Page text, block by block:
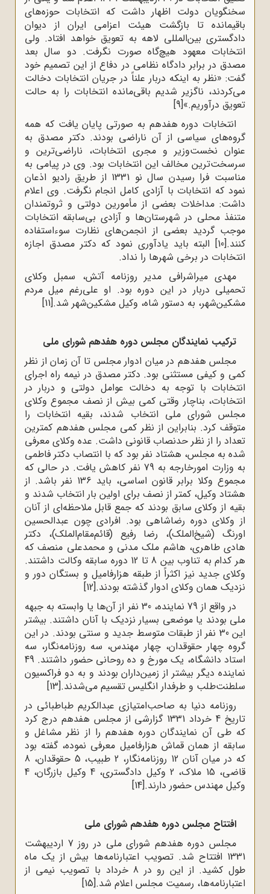
سخنگویان دولت اظهار داشت که انتخابات حوزه‌های
باقیمانده تا بازگشت هیئت اعزامی ایران از دیوان
دادگستری بین‌المللی لاهه به تعویق خواهد افتاد. ولی
انتخابات معهود هیچ‌گاه صورت نگرفت. دو سال بعد
مصدق در برابر دادگاه نظامی در دفاع از این تصمیم خود
گفت: «نظر به اینکه دربار علناً در جریان انتخابات دخالت
می‌کردند، ناگزیر شدیم باقی‌مانده انتخابات را به حالت
تعویق درآوریم.»[9]
انتخابات دوره هفدهم به صورتی پایان یافت که همه
گروه‌های سیاسی از آن ناراضی بودند. دکتر مصدق به
عنوان نخست‌وزیر و مجری انتخابات، ناراضی‌ترین و
سرسخت‌ترین مخالف این انتخابات بود. وی در پیامی به
مناسبت فرا رسیدن سال نو 1331 از طریق رادیو اذعان
نمود که انتخابات با آزادی کامل انجام نگرفت. وی اعلام
داشت: مداخلات بعضی از مأمورین دولتی و ثروتمندان
متنفذ محلی در شهرستان‌ها و آزادی بی‌سابقه انتخابات
موجب گردید بعضی از انجمن‌های نظارت سوءاستفاده
کنند.[10]
البته باید یادآوری نمود که دکتر مصدق اجازه
انتخابات در برخی شهرها را نداد.
مهدی میراشرافی مدیر روزنامه آتش، سمبل وکلای
تحمیلی دربار در این دوره بود. او علی‌رغم میل مردم
مشکین‌شهر، به دستور شاه، وکیل مشکین‌شهر شد.[11]
ترکیب نمایندگان مجلس دوره هفدهم شورای ملی
مجلس هفدهم در میان ادوار مجلس تا آن زمان از نظر
کمی و کیفی مستثنی بود. دکتر مصدق در نیمه راه اجرای
انتخابات با توجه به دخالت عوامل دولتی و دربار در
انتخابات، بناچار وقتی کمی بیش از نصف مجموع وکلای
مجلس شورای ملی انتخاب شدند، بقیه انتخابات را
متوقف کرد. بنابراین از نظر کمی مجلس هفدهم کمترین
تعداد را از نظر حدنصاب قانونی داشت. عده وکلای معرفی
شده به مجلس، هشتاد نفر بود که با انتصاب دکتر فاطمی
به وزارت امورخارجه به 79 نفر کاهش یافت. در حالی که
مجموع وکلا برابر قانون اساسی، باید 136 نفر باشد. از
هشتاد وکیل، کمتر از نصف برای اولین بار انتخاب شدند و
بقیه از وکلای سابق بودند که جمع قابل ملاحظه‌ای از آنان
از وکلای دوره رضاشاهی بود. افرادی چون عبدالحسین
اورنگ (شیخ‌الملک)، رضا رفیع (قائم‌مقام‌الملک)، دکتر
هادی طاهری، هاشم ملک مدنی و محمدعلی منصف که
هر کدام به تناوب بین 8 تا 12 دوره سابقه وکالت داشتند.
وکلای جدید نیز اکثراً از طبقه هزارفامیل و بستگان دور و
نزدیک همان وکلای ادوار گذشته بودند.[12]
در واقع از 79 نماینده، 30 نفر از آن‌ها یا وابسته به جبهه
ملی بودند یا موضعی بسیار نزدیک با آنان داشتند. بیشتر
این 30 نفر از طبقات متوسط جدید و سنتی بودند. در این
گروه چهار حقوقدان، چهار مهندس، سه روزنامه‌نگار، سه
استاد دانشگاه، یک مورخ و ده روحانی حضور داشتند. 49
نماینده دیگر بیشتر از زمین‌داران بودند و به دو فراکسیون
سلطنت‌طلب و طرفدار انگلیس تقسیم می‌شدند.[13]
روزنامه دنیا به صاحب‌امتیازی عبدالکریم طباطبائی در
تاریخ 4 خرداد 1331 گزارشی از مجلس هفدهم درج کرد
که طی آن نمایندگان دوره هفدهم را از نظر مشاغل و
سابقه از همان قماش هزارفامیل معرفی نموده، گفته بود
که در میان آنان 12 روزنامه‌نگار، 2 طبیب، 5 حقوقدان، 8
قاضی، 15 ملاک، 2 وکیل دادگستری، 4 وکیل بازرگان، 4
وکیل مهندس حضور دارند.[14]
افتتاح مجلس دوره هفدهم شورای ملی
مجلس دوره هفدهم شورای ملی در روز 7 اردیبهشت
1331 افتتاح شد. تصویب اعتبارنامه‌ها بیش از یک ماه
طول کشید. از این رو در 8 خرداد با تصویب نیمی از
اعتبارنامه‌ها، رسمیت مجلس اعلام شد.[15]